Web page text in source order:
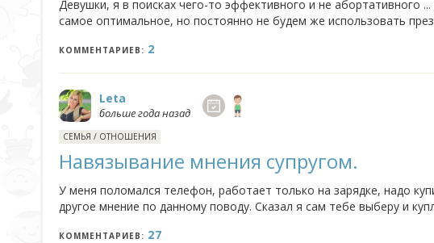
Девушки, я в поисках чего-то эффективного и не абортативного
самое оптимальное, но постоянно не будем же использовать
КОММЕНТАРИЕВ: 2
Leta
больше года назад
СЕМЬЯ / ОТНОШЕНИЯ
Навязывание мнения супругом.
У меня поломался телефон, работает только на зарядке, надо
другое мнение по данному поводу. Сказал я сам тебе выберу и
КОММЕНТАРИЕВ: 27